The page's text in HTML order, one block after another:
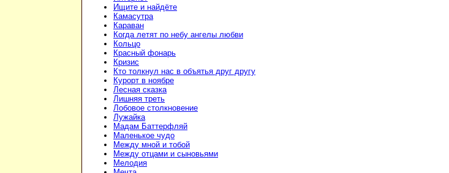
Ищите и найдёте
Камасутра
Караван
Когда летят по небу ангелы любви
Кольцо
Красный фонарь
Кризис
Кто толкнул нас в объятья друг другу
Курорт в ноябре
Лесная сказка
Лишняя треть
Лобовое столкновение
Лужайка
Мадам Баттерфляй
Маленькое чудо
Между мной и тобой
Между отцами и сыновьями
Мелодия